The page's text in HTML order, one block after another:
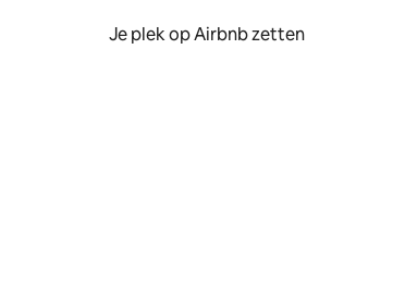
Je plek op Airbnb zetten